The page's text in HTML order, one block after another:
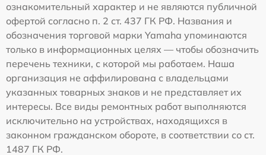
ознакомительный характер и не являются публичной
офертой согласно п. 2 ст. 437 ГК РФ. Названия и
обозначения торговой марки Yamaha упоминаются
только в информационных целях — чтобы обозначить
перечень техники, с которой мы работаем. Наша
организация не аффилирована с владельцами
указанных товарных знаков и не представляет их
интересы. Все виды ремонтных работ выполняются
исключительно на устройствах, находящихся в
законном гражданском обороте, в соответствии со ст.
1487 ГК РФ.